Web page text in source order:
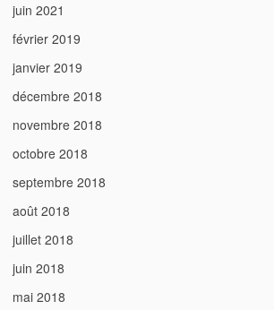
juin 2021
février 2019
janvier 2019
décembre 2018
novembre 2018
octobre 2018
septembre 2018
août 2018
juillet 2018
juin 2018
mai 2018